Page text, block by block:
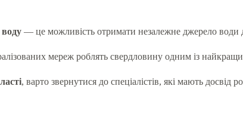
— це можливість отримати незалежне джерело води
мереж роблять свердловину одним із
, варто звернутися до спеціалістів, які мають